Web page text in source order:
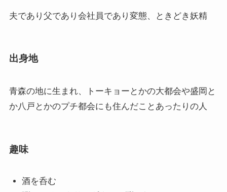
夫であり父であり会社員であり変態、ときどき妖精
出身地
青森の地に生まれ、トーキョーとかの大都会や盛岡と
か八戸とかのプチ都会にも住んだことあったりの人
趣味
酒を呑む